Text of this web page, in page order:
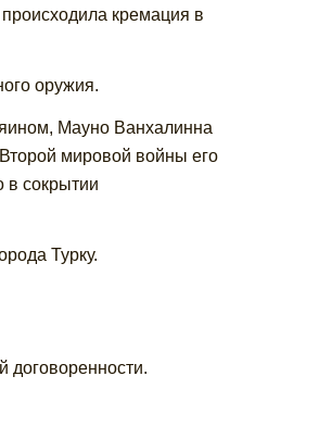
происходила кремация в
оружия.
Мауно Ванхалинна
мировой войны его
в сокрытии
Турку.
договоренности.